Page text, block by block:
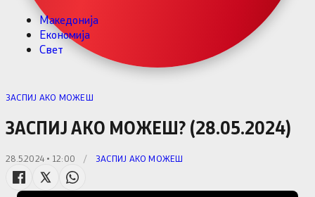
Македонија
Економија
Свет
ЗАСПИЈ АКО МОЖЕШ
ЗАСПИЈ АКО МОЖЕШ? (28.05.2024)
28.5.2024 • 12:00 / ЗАСПИЈ АКО МОЖЕШ